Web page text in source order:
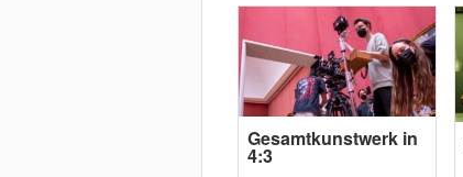
Gesamtkunstwerk in
4:3